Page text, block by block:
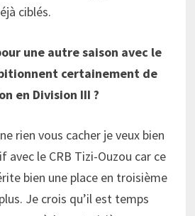
ciblés.
une autre saison avec le
certainement de
en Division III ?
rien vous cacher je veux bien
avec le CRB Tizi-Ouzou car ce
bien une place en troisième
Je crois qu’il est temps